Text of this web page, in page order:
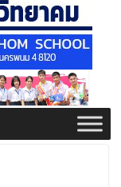
๖๙
ที่ 38/2569
ที่ 37/2569